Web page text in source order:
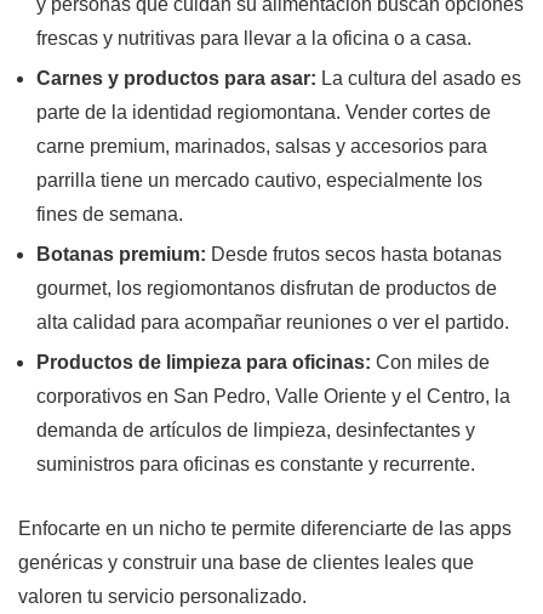
y personas que cuidan su alimentación buscan opciones
frescas y nutritivas para llevar a la oficina o a casa.
Carnes y productos para asar: La cultura del asado es
parte de la identidad regiomontana. Vender cortes de
carne premium, marinados, salsas y accesorios para
parrilla tiene un mercado cautivo, especialmente los
fines de semana.
Botanas premium: Desde frutos secos hasta botanas
gourmet, los regiomontanos disfrutan de productos de
alta calidad para acompañar reuniones o ver el partido.
Productos de limpieza para oficinas: Con miles de
corporativos en San Pedro, Valle Oriente y el Centro, la
demanda de artículos de limpieza, desinfectantes y
suministros para oficinas es constante y recurrente.
Enfocarte en un nicho te permite diferenciarte de las apps
genéricas y construir una base de clientes leales que
valoren tu servicio personalizado.